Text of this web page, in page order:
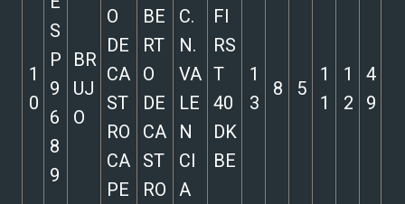
1
0
S
P
9
6
8
9
BR
UJ
O
O
DE
CA
ST
RO
CA
PE
BE
RT
O
DE
CA
ST
RO
C.
N.
VA
LE
N
CI
A
FI
RS
T
40
DK
BE
1
3
8 5
1
1
1
2
4
9